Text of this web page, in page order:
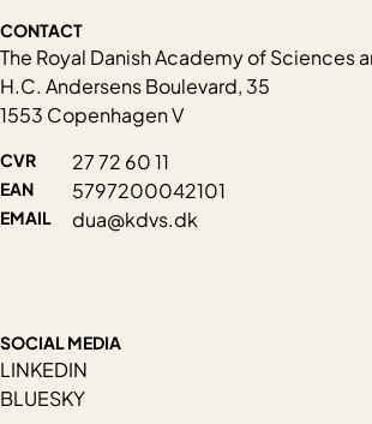
CONTACT
The Royal Danish Academy of Sciences
H.C. Andersens Boulevard, 35
1553 Copenhagen V
CVR 27 72 60 11
EAN 5797200042101
EMAIL dua@kdvs.dk
SOCIAL MEDIA
LINKEDIN
BLUESKY